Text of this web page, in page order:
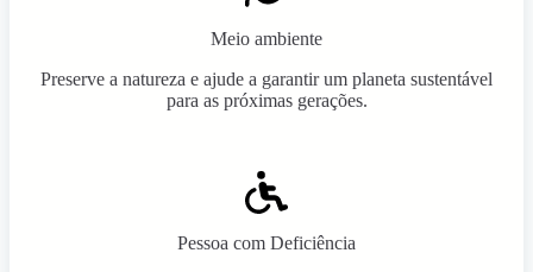
Meio ambiente
Preserve a natureza e ajude a garantir um planeta sustentável
para as próximas gerações.
Pessoa com Deficiência